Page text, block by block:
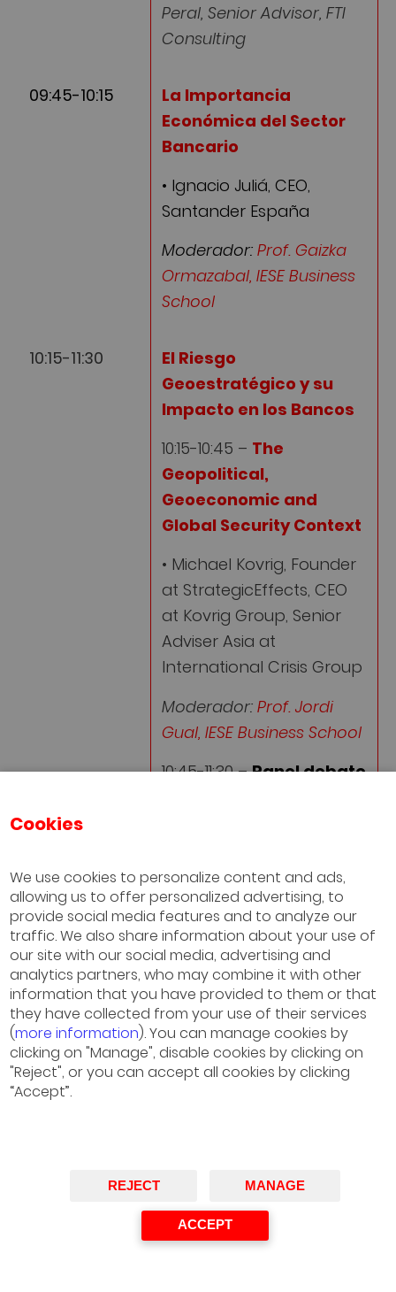
Cookies
We use cookies to personalize content and ads,
allowing us to offer personalized advertising, to
provide social media features and to analyze our
traffic. We also share information about your use of
our site with our social media, advertising and
analytics partners, who may combine it with other
information that you have provided to them or that
they have collected from your use of their services
(more information). You can manage cookies by
clicking on "Manage", disable cookies by clicking on
"Reject", or you can accept all cookies by clicking
“Accept”.
REJECT MANAGE
ACCEPT
Peral, Senior Advisor, FTI
Consulting
09:45-10:15
La Importancia
Económica del Sector
Bancario
• Ignacio Juliá, CEO,
Santander España
Moderador: Prof. Gaizka
Ormazabal, IESE Business
School
10:15-11:30
El Riesgo
Geoestratégico y su
Impacto en los Bancos
10:15-10:45 – The
Geopolitical,
Geoeconomic and
Global Security Context
• Michael Kovrig, Founder
at StrategicEffects, CEO
at Kovrig Group, Senior
Adviser Asia at
International Crisis Group
Moderador: Prof. Jordi
Gual, IESE Business School
10:45-11:30 –Panel debate
• Amparo Moraleda,
Consejero Independiente,
Airbus SE, AP Moller-
Maersk y Vodafone
Group
• Belén Romana,
Consejera, Santander,
Inditex y Werfen
Pausa-Café
La Implantación de la IA